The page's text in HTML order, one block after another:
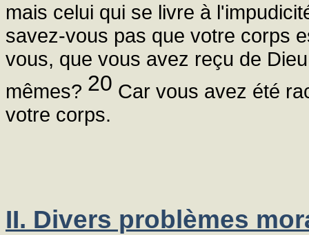
mais celui qui se livre à
savez-vous pas que votre corps
vous, que vous avez reçu de
mêmes? 20 Car vous avez été
votre corps.
II. Divers problèmes